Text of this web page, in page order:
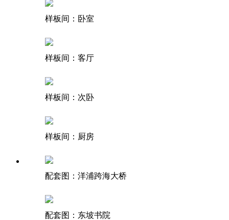
样板间：卧室
样板间：客厅
样板间：次卧
样板间：厨房
配套图：洋浦跨海大桥
配套图：东坡书院